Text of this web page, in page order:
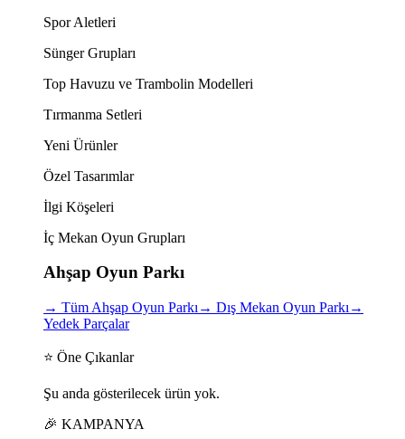
Spor Aletleri
Sünger Grupları
Top Havuzu ve Trambolin Modelleri
Tırmanma Setleri
Yeni Ürünler
Özel Tasarımlar
İlgi Köşeleri
İç Mekan Oyun Grupları
Ahşap Oyun Parkı
→ Tüm Ahşap Oyun Parkı → Dış Mekan Oyun Parkı →
Yedek Parçalar
⭐ Öne Çıkanlar
Şu anda gösterilecek ürün yok.
🎉 KAMPANYA